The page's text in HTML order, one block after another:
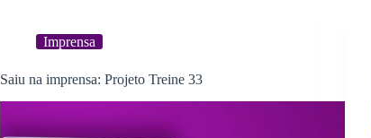
Imprensa
Saiu na imprensa: Projeto Treine 33